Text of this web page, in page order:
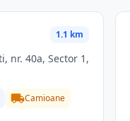
1.1 km
Camioane